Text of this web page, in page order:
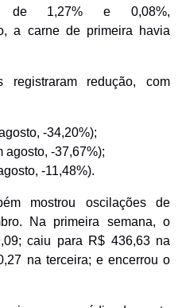
de 1,27% e 0,08%,
a carne de primeira havia
registraram redução, com
-34,20%);
agosto, -37,67%);
-11,48%).
mostrou oscilações de
Na primeira semana, o
caiu para R$ 436,63 na
na terceira; e encerrou o